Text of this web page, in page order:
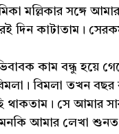
মল্লিকার সঙ্গে
দিন কাটাতাম।
কাম বন্ধু হয়ে
বিমলা তখন বছর
থাকতাম। সে আমার
আমার লেখা শুনত